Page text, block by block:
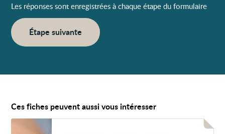
Les réponses sont enregistrées à chaque étape du formulaire
Étape suivante
Ces fiches peuvent aussi vous intéresser
Voir
Morsures